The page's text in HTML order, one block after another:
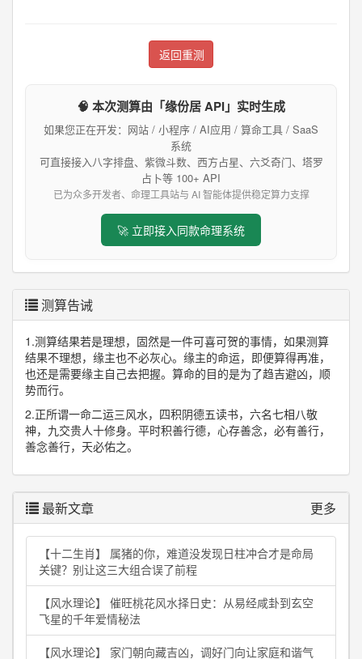
返回重测
🧠 本次测算由「缘份居 API」实时生成
如果您正在开发：网站 / 小程序 / AI应用 / 算命工具 / SaaS
系统
可直接接入八字排盘、紫微斗数、西方占星、六爻奇门、塔罗
占卜等 100+ API
已为众多开发者、命理工具站与 AI 智能体提供稳定算力支撑
🚀 立即接入同款命理系统
测算告诫
1.测算结果若是理想，固然是一件可喜可贺的事情，如果测算
结果不理想，缘主也不必灰心。缘主的命运，即便算得再准，
也还是需要缘主自己去把握。算命的目的是为了趋吉避凶，顺
势而行。
2.正所谓一命二运三风水，四积阴德五读书，六名七相八敬
神，九交贵人十修身。平时积善行德，心存善念，必有善行，
善念善行，天必佑之。
最新文章 更多
【十二生肖】 属猪的你，难道没发现日柱冲合才是命局
关键？别让这三大组合误了前程
【风水理论】 催旺桃花风水择日史：从易经咸卦到玄空
飞星的千年爱情秘法
【风水理论】 家门朝向藏吉凶，调好门向让家庭和谐气